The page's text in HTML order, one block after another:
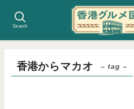
Search
香港からマカオ – tag –